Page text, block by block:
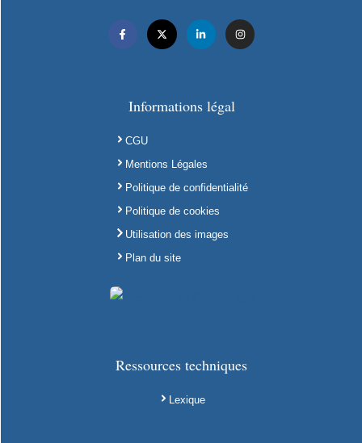
Informations légal
CGU
Mentions Légales
Politique de confidentialité
Politique de cookies
Utilisation des images
Plan du site
Ressources techniques
Lexique